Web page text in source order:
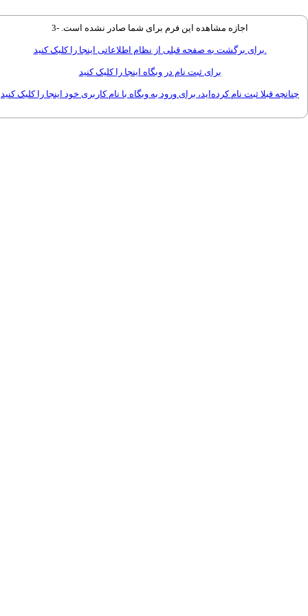
اجازه مشاهده این فرم براى شما صادر نشده است. -3
برای ثبت نام در وبگاه اینجا را کلیک کنید
چنانچه قبلا ثبت نام کرده‌اید، برای ورود به وبگاه با نام کاربری خود اینجا را کلیک کنید